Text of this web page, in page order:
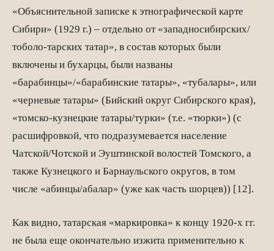
«Объяснительной записке к этнографической карте
Сибири» (1929 г.) – отдельно от «западносибирских/
тоболо-тарских татар», в состав которых были
включены и бухарцы, были названы
«барабинцы»/«барабинские татары», «тубалары», или
«черневые татары» (Бийский округ Сибирского края),
«томско-кузнецкие татары/турки» (т.е. «тюрки») (с
расшифровкой, что подразумевается население
Чатской/Чотской и Эуштинской волостей Томского, а
также Кузнецкого и Барнаульского округов, в том
числе «абинцы/абалар» (уже как часть шорцев)) [12].
Как видно, татарская «маркировка» к концу 1920-х гг.
не была еще окончательно изжита применительно к